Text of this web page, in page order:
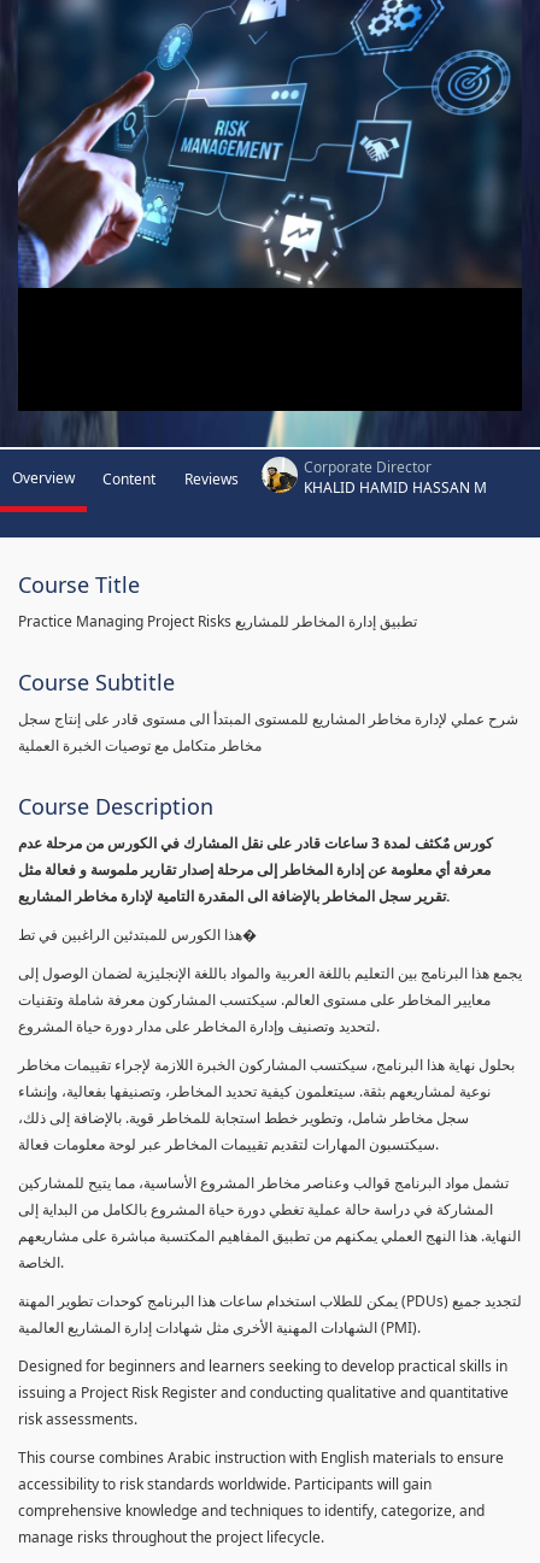
Overview Content Reviews
Corporate Director
KHALID HAMID HASSAN M
Course Title
Practice Managing Project Risks تطبيق إدارة المخاطر للمشاريع
Course Subtitle
شرح عملي لإدارة مخاطر المشاريع للمستوى المبتدأ الى مستوى قادر على إنتاج سجل
مخاطر متكامل مع توصيات الخبرة العملية
Course Description
كورس مٌكثف لمدة 3 ساعات قادر على نقل المشارك في الكورس من مرحلة عدم
معرفة أي معلومة عن إدارة المخاطر إلى مرحلة إصدار تقارير ملموسة و فعالة مثل
تقرير سجل المخاطر بالإضافة الى المقدرة التامية لإدارة مخاطر المشاريع.
هذا الكورس للمبتدئين الراغبين في تط�
يجمع هذا البرنامج بين التعليم باللغة العربية والمواد باللغة الإنجليزية لضمان الوصول إلى
معايير المخاطر على مستوى العالم. سيكتسب المشاركون معرفة شاملة وتقنيات
لتحديد وتصنيف وإدارة المخاطر على مدار دورة حياة المشروع.
بحلول نهاية هذا البرنامج، سيكتسب المشاركون الخبرة اللازمة لإجراء تقييمات مخاطر
نوعية لمشاريعهم بثقة. سيتعلمون كيفية تحديد المخاطر، وتصنيفها بفعالية، وإنشاء
سجل مخاطر شامل، وتطوير خطط استجابة للمخاطر قوية. بالإضافة إلى ذلك،
سيكتسبون المهارات لتقديم تقييمات المخاطر عبر لوحة معلومات فعالة.
تشمل مواد البرنامج قوالب وعناصر مخاطر المشروع الأساسية، مما يتيح للمشاركين
المشاركة في دراسة حالة عملية تغطي دورة حياة المشروع بالكامل من البداية إلى
النهاية. هذا النهج العملي يمكنهم من تطبيق المفاهيم المكتسبة مباشرة على مشاريعهم
الخاصة.
يمكن للطلاب استخدام ساعات هذا البرنامج كوحدات تطوير المهنة (PDUs) لتجديد جميع
الشهادات المهنية الأخرى مثل شهادات إدارة المشاريع العالمية (PMI).
Designed for beginners and learners seeking to develop practical skills in
issuing a Project Risk Register and conducting qualitative and quantitative
risk assessments.
This course combines Arabic instruction with English materials to ensure
accessibility to risk standards worldwide. Participants will gain
comprehensive knowledge and techniques to identify, categorize, and
manage risks throughout the project lifecycle.